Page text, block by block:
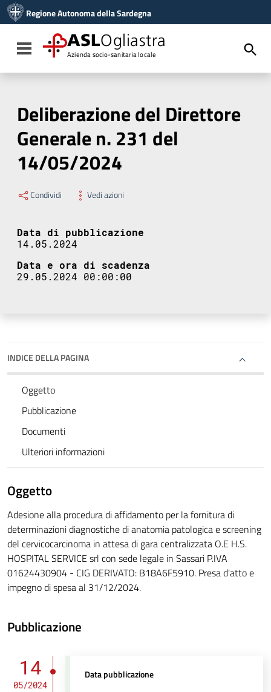
Vai al menu di navigazione
Vai al footer
Regione Autonoma della Sardegna
Toggle navigation
ASLOgliastra
Azienda socio-sanitaria locale
Deliberazione del Direttore
Generale n. 231 del
14/05/2024
Condividi Vedi azioni
Data di pubblicazione
14.05.2024
Data e ora di scadenza
29.05.2024 00:00:00
INDICE DELLA PAGINA
Oggetto
Pubblicazione
Documenti
Ulteriori informazioni
Oggetto
Adesione alla procedura di affidamento per la fornitura di
determinazioni diagnostiche di anatomia patologica e screening
del cervicocarcinoma in attesa di gara centralizzata O.E H.S.
HOSPITAL SERVICE srl con sede legale in Sassari P.IVA
01624430904 - CIG DERIVATO: B18A6F5910. Presa d'atto e
impegno di spesa al 31/12/2024.
Pubblicazione
14
05/2024
Data pubblicazione